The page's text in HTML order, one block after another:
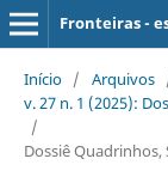
Fronteiras -
Início / Arquivos
v. 27 n. 1 (2025):
/
Dossiê